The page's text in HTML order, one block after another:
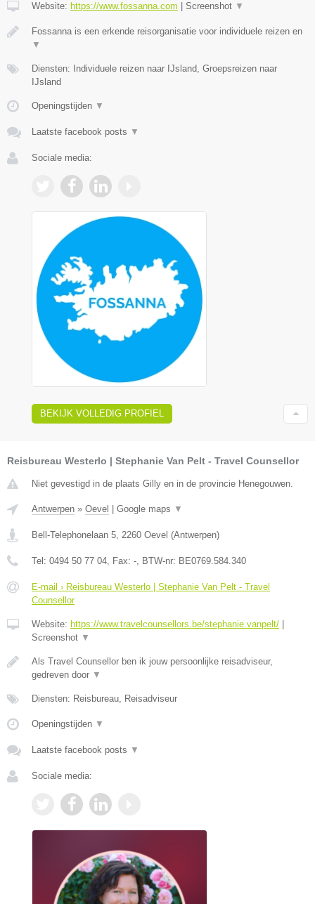
Website: https://www.fossanna.com Screenshot ▼
Fossanna is een erkende reisorganisatie voor individuele reizen en
▼
Diensten: Individuele reizen naar IJsland, Groepsreizen naar
IJsland
Openingstijden ▼
Laatste facebook posts ▼
Sociale media:
BEKIJK VOLLEDIG PROFIEL
Reisbureau Westerlo | Stephanie Van Pelt - Travel Counsellor
Niet gevestigd in de plaats Gilly en in de provincie Henegouwen.
Antwerpen » Oevel Google maps ▼
Bell-Telephonelaan 5, 2260 Oevel (Antwerpen)
Tel: 0494 50 77 04, Fax: -, BTW-nr: BE0769.584.340
E-mail › Reisbureau Westerlo | Stephanie Van Pelt - Travel
Counsellor
Website: https://www.travelcounsellors.be/stephanie.vanpelt/
Screenshot ▼
Als Travel Counsellor ben ik jouw persoonlijke reisadviseur,
gedreven door ▼
Diensten: Reisbureau, Reisadviseur
Openingstijden ▼
Laatste facebook posts ▼
Sociale media: